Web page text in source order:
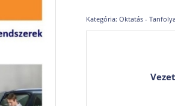
Kategória: Oktatás -